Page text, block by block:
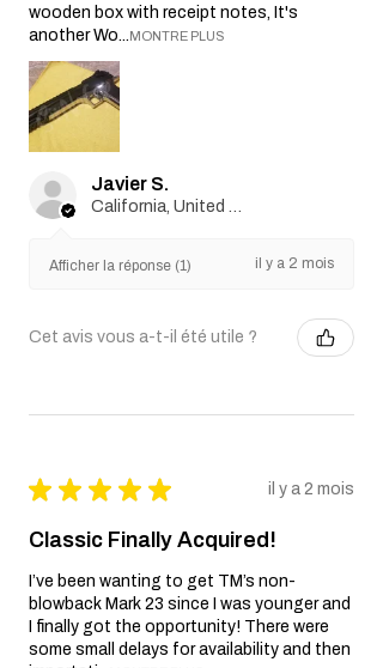
wooden box with receipt notes, It's
another Wo...MONTRE PLUS
Javier S.
Afficher la réponse (1) il y a 2 mois
Cet avis vous a-t-il été utile ?
★ ★ ★ ★ ★ il y a 2 mois
Classic Finally Acquired!
I’ve been wanting to get TM’s non-
blowback Mark 23 since I was younger and
I finally got the opportunity! There were
some small delays for availability and then